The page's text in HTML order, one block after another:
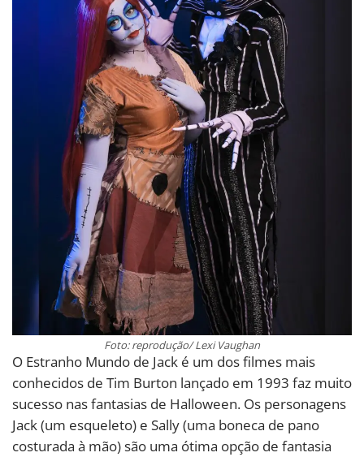
Foto: reprodução/ Lexi Vaughan
O Estranho Mundo de Jack é um dos filmes mais
conhecidos de Tim Burton lançado em 1993 faz muito
sucesso nas fantasias de Halloween. Os personagens
Jack (um esqueleto) e Sally (uma boneca de pano
costurada à mão) são uma ótima opção de fantasia